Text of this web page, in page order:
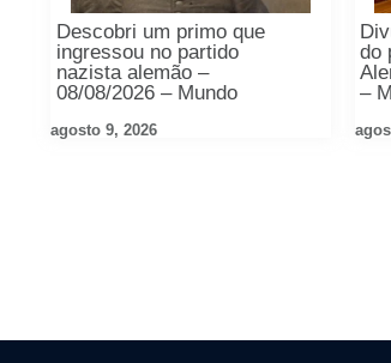
Descobri um primo que
ingressou no partido
nazista alemão –
08/08/2026 – Mundo
agosto 9, 2026
do
–